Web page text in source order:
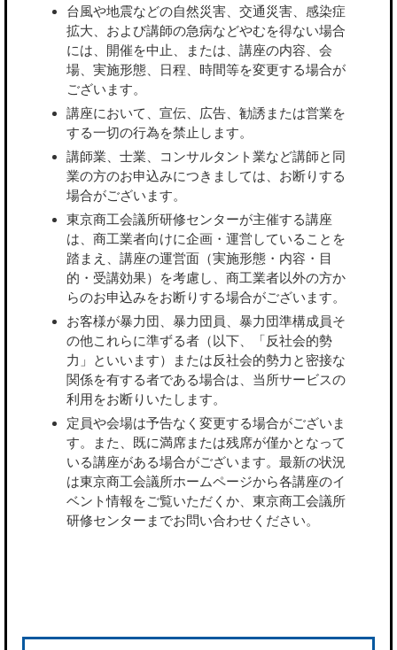
台風や地震などの自然災害、交通災害、感染症
拡大、および講師の急病などやむを得ない場合
には、開催を中止、または、講座の内容、会
場、実施形態、日程、時間等を変更する場合が
ございます。
講座において、宣伝、広告、勧誘または営業を
する一切の行為を禁止します。
講師業、士業、コンサルタント業など講師と同
業の方のお申込みにつきましては、お断りする
場合がございます。
東京商工会議所研修センターが主催する講座
は、商工業者向けに企画・運営していることを
踏まえ、講座の運営面（実施形態・内容・目
的・受講効果）を考慮し、商工業者以外の方か
らのお申込みをお断りする場合がございます。
お客様が暴力団、暴力団員、暴力団準構成員そ
の他これらに準ずる者（以下、「反社会的勢
力」といいます）または反社会的勢力と密接な
関係を有する者である場合は、当所サービスの
利用をお断りいたします。
定員や会場は予告なく変更する場合がございま
す。また、既に満席または残席が僅かとなって
いる講座がある場合がございます。最新の状況
は東京商工会議所ホームページから各講座のイ
ベント情報をご覧いただくか、東京商工会議所
研修センターまでお問い合わせください。